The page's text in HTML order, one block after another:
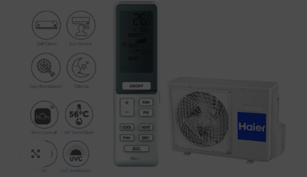
Spustelėkite, norėdami padidinti